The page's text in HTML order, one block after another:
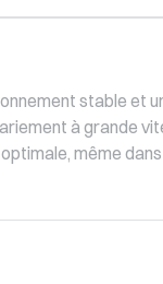
stable et
à grande
même